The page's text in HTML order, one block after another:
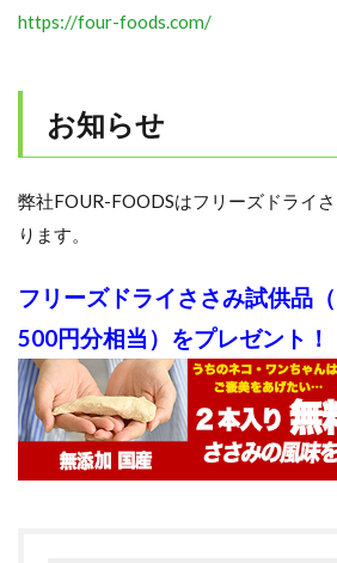
https://four-foods.com/
お知らせ
弊社FOUR-FOODSはフリーズドライ
ります。
フリーズドライささみ試供品
500円分相当）をプレゼント！